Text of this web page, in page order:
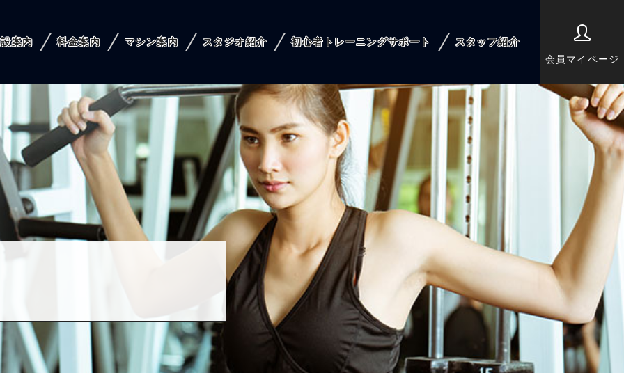
案内 料金案内 マシン案内 スタジオ紹介 初心者トレーニングサポート
スタッフ紹介
会員マイページ